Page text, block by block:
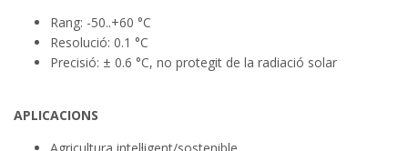
Rang: -50..+60 °C
Resolució: 0.1 °C
Precisió: ± 0.6 °C, no protegit de la radiació solar
APLICACIONS